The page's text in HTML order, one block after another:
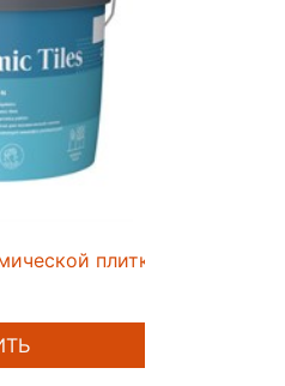
плитки Luja